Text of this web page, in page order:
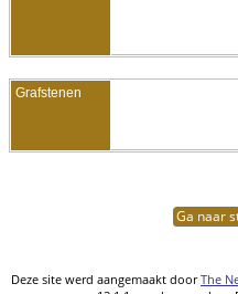
Grafstenen
Ga naar
Deze site werd aangemaakt doorThe